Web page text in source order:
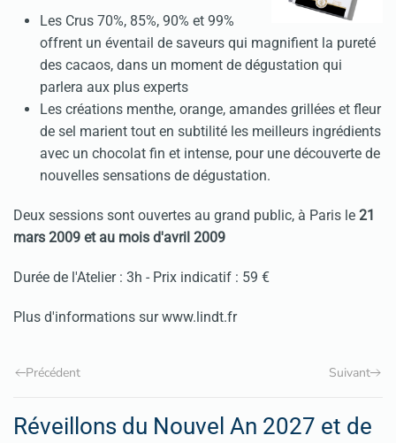
Les Crus 70%, 85%, 90% et 99%
offrent un éventail de saveurs qui magnifient la pureté
des cacaos, dans un moment de dégustation qui
parlera aux plus experts
Les créations menthe, orange, amandes grillées et fleur
de sel marient tout en subtilité les meilleurs ingrédients
avec un chocolat fin et intense, pour une découverte de
nouvelles sensations de dégustation.
Deux sessions sont ouvertes au grand public, à Paris le 21
mars 2009 et au mois d'avril 2009
Durée de l'Atelier : 3h - Prix indicatif : 59 €
Plus d'informations sur www.lindt.fr
Précédent Suivant
Réveillons du Nouvel An 2027 et de